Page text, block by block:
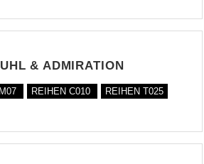
& ADMIRATION
REIHEN C010
REIHEN T025